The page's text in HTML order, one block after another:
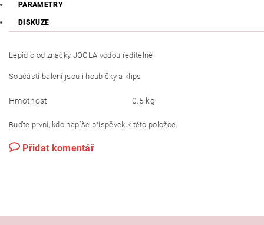
PARAMETRY
DISKUZE
Lepidlo od značky JOOLA vodou ředitelné
Součástí balení jsou i houbičky a klips
Hmotnost 0.5 kg
Buďte první, kdo napíše příspěvek k této položce.
Přidat komentář